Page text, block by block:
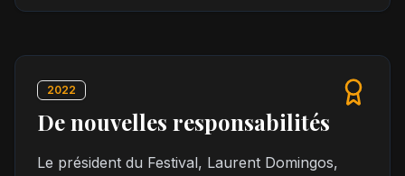
2022
De nouvelles responsabilités
Le président du Festival, Laurent Domingos,